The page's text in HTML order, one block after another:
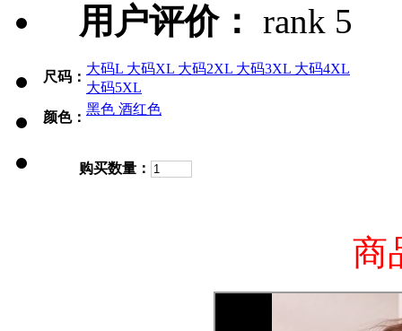
用户评价：
尺码：
大码L 大码XL 大码2XL 大码3XL 大码4XL
大码5XL
颜色：
黑色 酒红色
购买数量：
商